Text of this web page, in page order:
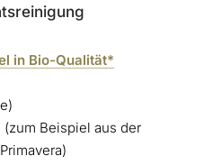
in Bio-Qualität*
Beispiel aus der